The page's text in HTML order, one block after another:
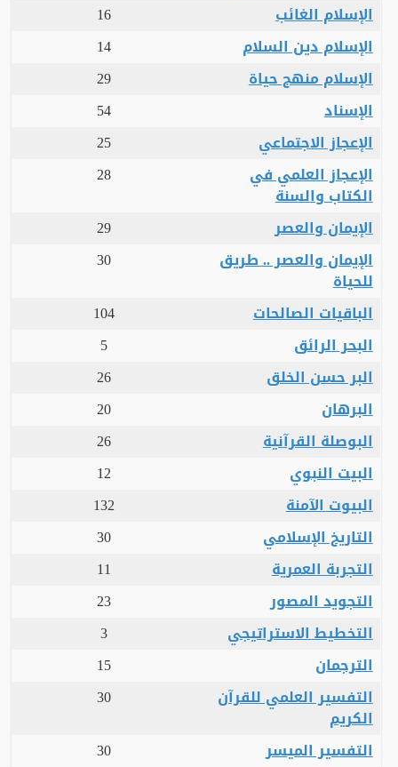
الإسلام الغائب
16
الإسلام دين السلام
14
الإسلام منهج حياة
29
الإسناد
54
الإعجاز الاجتماعي
25
الإعجاز العلمي في
الكتاب والسنة
28
الإيمان والعصر
29
الإيمان والعصر .. طريق
للحياة
30
الباقيات الصالحات
104
البحر الرائق
5
البر حسن الخلق
26
البرهان
20
البوصلة القرآنية
26
البيت النبوي
12
البيوت الآمنة
132
التاريخ الإسلامي
30
التجربة العمرية
11
التجويد المصور
23
التخطيط الاستراتيجي
3
الترجمان
15
التفسير العلمي للقرآن
الكريم
30
التفسير الميسر
30